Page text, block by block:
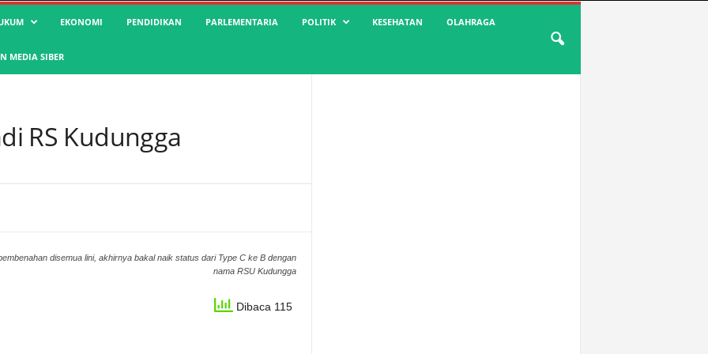
EKONOMI PENDIDIKAN PARLEMENTARIA POLITIK KESEHATAN OLAHRAGA
MEDIA SIBER
RS Kudungga
disemua lini, akhirnya bakal naik status dari Type C ke B dengan
nama RSU Kudungga
Dibaca 115